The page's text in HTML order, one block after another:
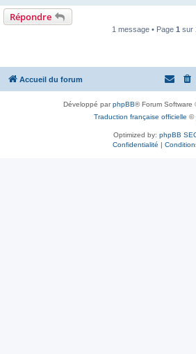
l
u
Répondre
1 message • Page 1 sur
Accueil du forum
Développé parphpBB® Forum Software
Traduction française officielle ©
Optimized by: phpBB
Confidentialité |